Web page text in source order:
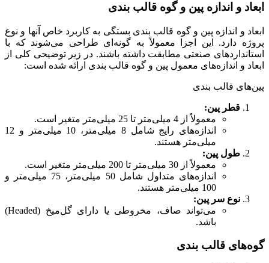
ابعاد و اندازه پین و گوه قالب بندی
ابعاد و اندازه پین و گوه قالب بندی بستگی به کاربرد خاص آنها و نوع
پروژه دارد. این اجزا معمولاً به گونه‌ای طراحی می‌شوند که با
استانداردهای صنعتی مطابقت داشته باشند. در زیر توضیحی کلی از
ابعاد و اندازه‌های معمول پین و گوه قالب بندی ارائه شده است:
پین‌های قالب بندی
قطر پین:
معمولاً از 4 میلی‌متر تا 25 میلی‌متر متغیر است.
اندازه‌های رایج شامل 8 میلی‌متر، 10 میلی‌متر و 12
میلی‌متر هستند.
طول پین:
معمولاً از 30 میلی‌متر تا 200 میلی‌متر متغیر است.
اندازه‌های متداول شامل 50 میلی‌متر، 75 میلی‌متر و
100 میلی‌متر هستند.
نوع سر پین:
می‌تواند صاف، مخروطی یا دارای گل‌میخ (Headed)
باشد.
گوه‌های قالب بندی